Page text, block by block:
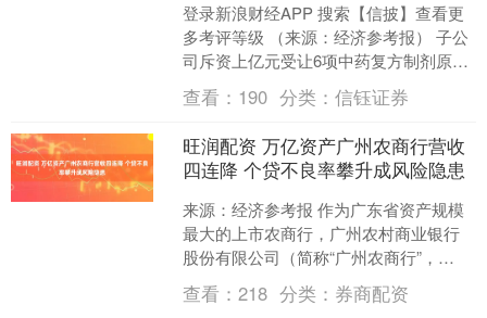
登录新浪财经APP 搜索【信披】查看更
多考评等级 （来源：经济参考报） 子公
司斥资上亿元受让6项中药复方制剂原创
成果，核心产品卷入长达10年的药品销
售行贿案，而....
查看： 190 分类：信钰证券
旺润配资 万亿资产广州农商行营收
四连降 个贷不良率攀升成风险隐患
来源：经济参考报 作为广东省资产规模
最大的上市农商行，广州农村商业银行
股份有限公司（简称“广州农商行”，
01551.HK）正面临着营收持续下滑、不
良贷款率上升的....
查看：218 分类： 券商配资